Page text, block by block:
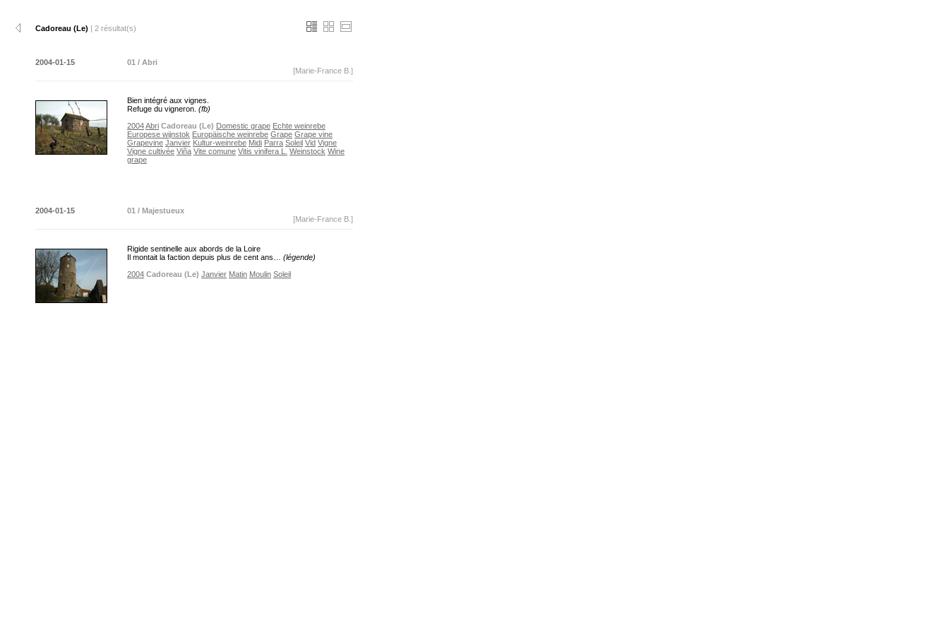
Cadoreau (Le) | 2 résultat(s)
2004-01-15
01 / Abri
[Marie-France B.]
Bien intégré aux vignes.
Refuge du vigneron. (fb)
2004Abri Cadoreau (Le) Domestic grape Echte weinrebe
Europese wijnstok Europäische weinrebe Grape Grape vine
Grapevine Janvier Kultur-weinrebe Midi Parra Soleil Vid Vigne
Vigne cultivée Viña Vite comune Vitis vinifera L. Weinstock Wine
grape
2004-01-15
01 / Majestueux
[Marie-France B.]
Rigide sentinelle aux abords de la Loire
Il montait la faction depuis plus de cent ans… (légende)
2004 Cadoreau (Le) Janvier Matin Moulin Soleil